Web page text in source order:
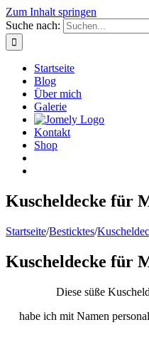
Zum Inhalt springen
Suche nach:
Startseite
Blog
Über mich
Galerie
Kontakt
Shop
Kuscheldecke für
Startseite/Besticktes/
Kuscheldecke für
Diese süße
habe ich mit Namen